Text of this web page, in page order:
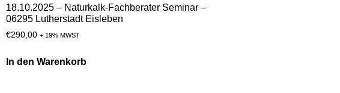
18.10.2025 – Naturkalk-Fachberater Seminar –
06295 Lutherstadt Eisleben
€290,00 + 19% MWST
In den Warenkorb